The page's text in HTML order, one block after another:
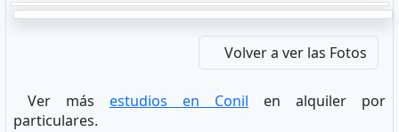
Volver a ver las Fotos
Ver más estudios en Conil en alquiler por
particulares.